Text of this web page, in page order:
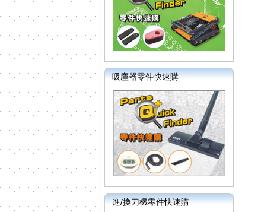
吸塵器零件快速購
進/換刀機零件快速購